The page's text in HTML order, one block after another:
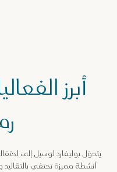
أبرز
يتحوّل بوليفارد لوسيل إلى
أنشطة مميزة تحتفي